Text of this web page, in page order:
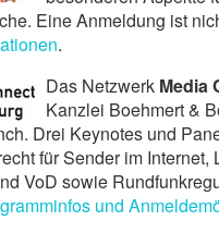
Eine Anmeldung ist
.
Das Netzwerk Media
Kanzlei Boehmert &
Drei Keynotes und
für Sender im
VoD sowie
und